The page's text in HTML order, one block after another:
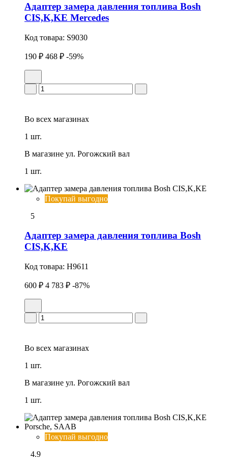
Адаптер замера давления топлива Bosh
CIS,K,KE Mercedes
Код товара: S9030
190 ₽ 468 ₽ -59%
Во всех магазинах
1 шт.
В магазине ул. Рогожский вал
1 шт.
Покупай выгодно
5
Адаптеp замера давления топлива Bosh
CIS,K,KE
Код товара: H9611
600 ₽ 4 783 ₽ -87%
Во всех магазинах
1 шт.
В магазине ул. Рогожский вал
1 шт.
Покупай выгодно
4.9